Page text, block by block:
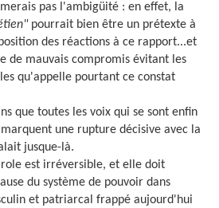
pas l'ambigüité : en effet, la
pourrait bien être un prétexte à
des réactions à ce rapport...et
de mauvais compromis évitant les
qu'appelle pourtant ce constat
que toutes les voix qui se sont enfin
une rupture décisive avec la
jusque-là.
est irréversible, et elle doit
du système de pouvoir dans
et patriarcal frappé aujourd'hui